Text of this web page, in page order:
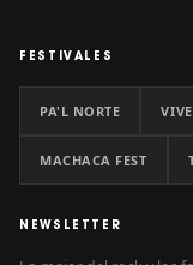
FESTIVALES
PA'L NORTE
MACHACA FEST
NEWSLETTER